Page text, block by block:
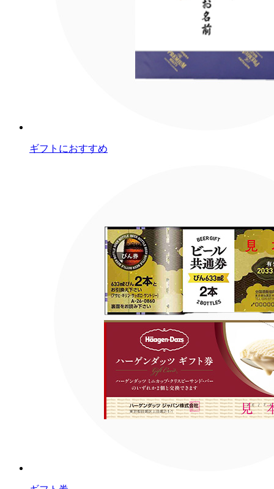
ギフトにおすすめ